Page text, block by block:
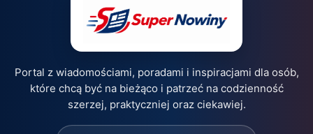
Portal z wiadomościami, poradami i inspiracjami dla osób,
które chcą być na bieżąco i patrzeć na codzienność
szerzej, praktyczniej oraz ciekawiej.